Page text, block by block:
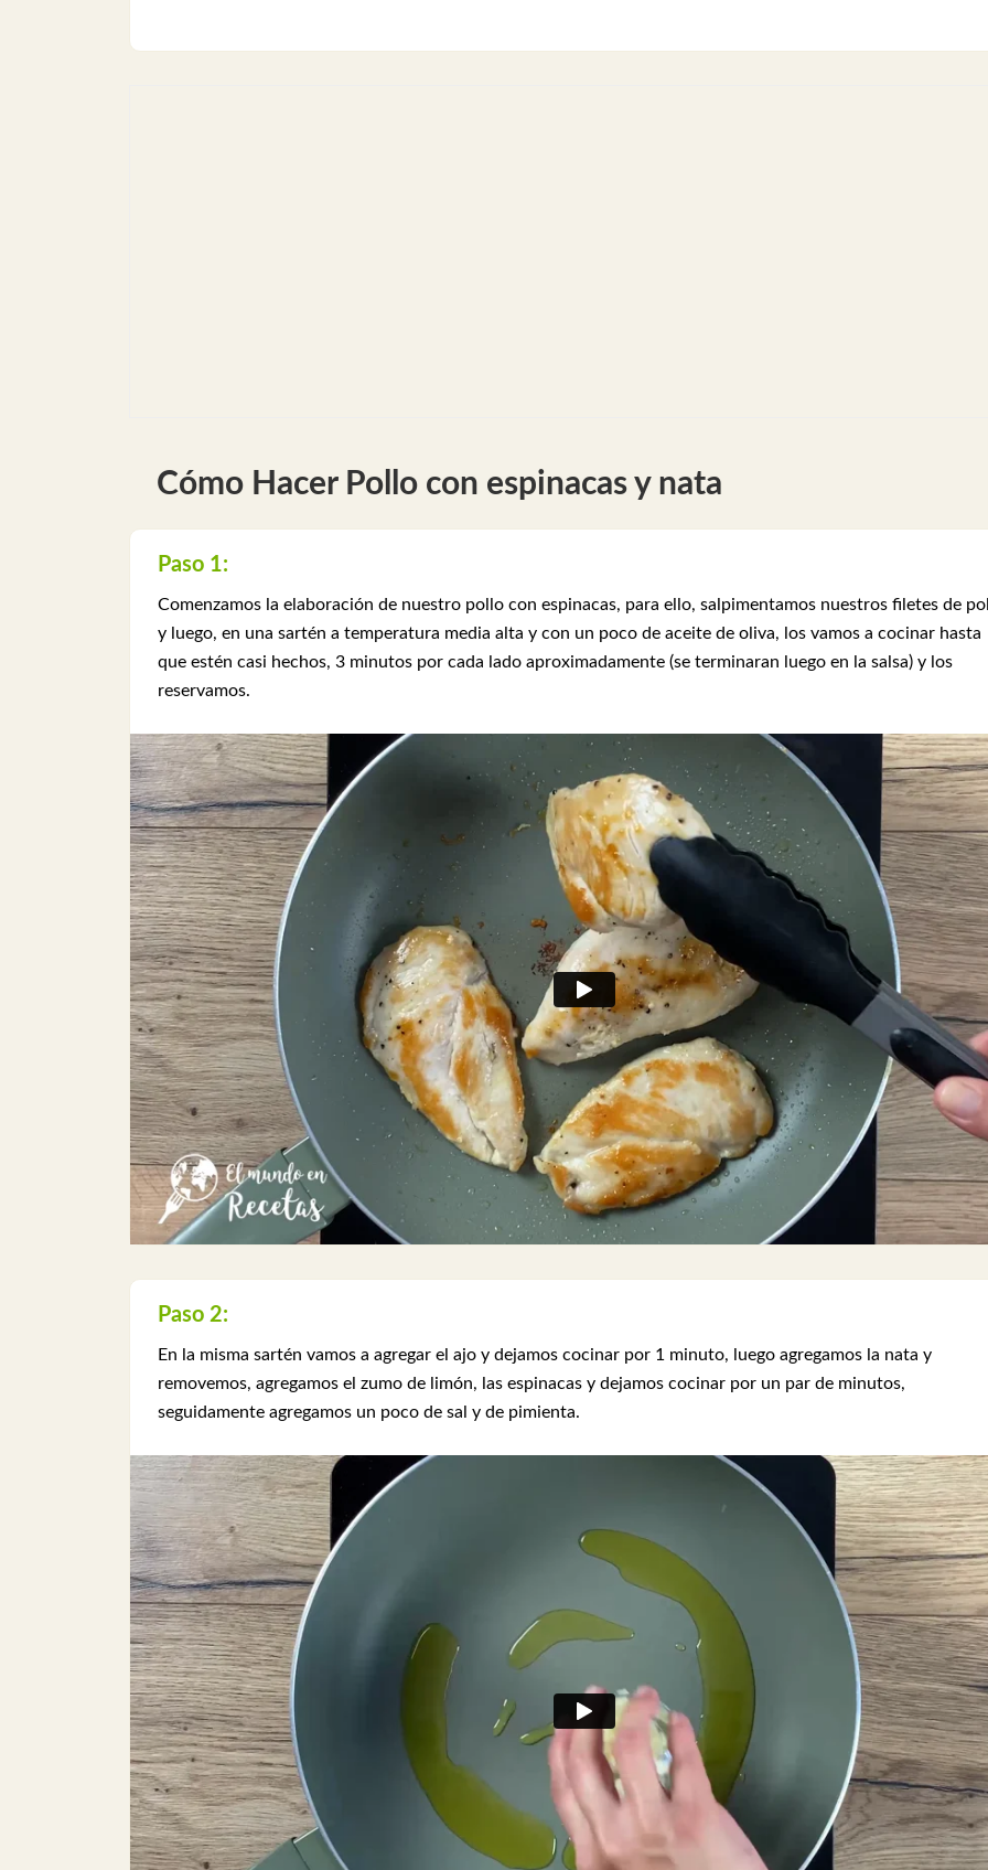
Cómo Hacer Pollo con espinacas y nata
Paso 1:
Comenzamos la elaboración de nuestro pollo con espinacas, para ello, salpimentamos nuestros filetes de
y luego, en una sartén a temperatura media alta y con un poco de aceite de oliva, los vamos a cocinar hasta
que estén casi hechos, 3 minutos por cada lado aproximadamente (se terminaran luego en la salsa) y los
reservamos.
Paso 2:
En la misma sartén vamos a agregar el ajo y dejamos cocinar por 1 minuto, luego agregamos la nata y
removemos, agregamos el zumo de limón, las espinacas y dejamos cocinar por un par de minutos,
seguidamente agregamos un poco de sal y de pimienta.